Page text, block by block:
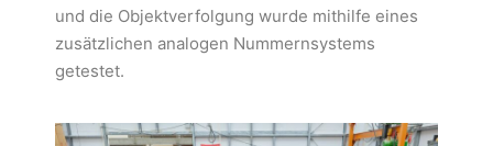
und die Objektverfolgung wurde mithilfe eines
zusätzlichen analogen Nummernsystems
getestet.